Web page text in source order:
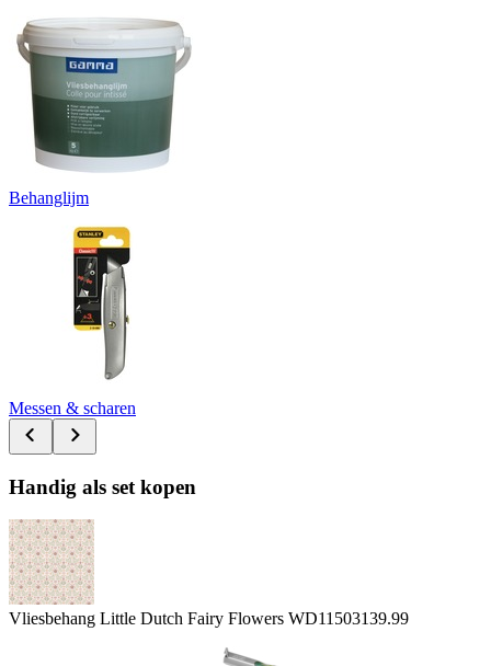
Behanglijm
Messen & scharen
Handig als set kopen
Vliesbehang Little Dutch Fairy Flowers WD11503139.99